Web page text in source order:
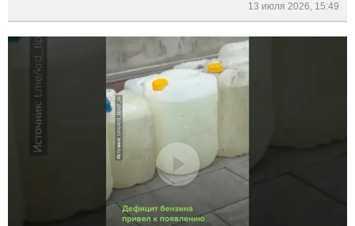
13 июля 2026, 15:49